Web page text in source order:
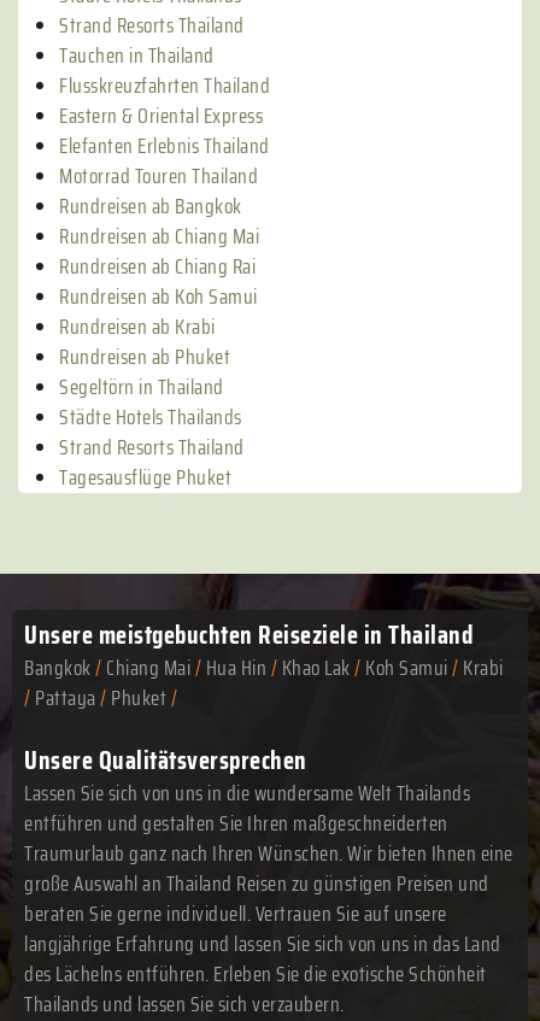
Strand Resorts Thailand
Tauchen in Thailand
Flusskreuzfahrten Thailand
Eastern & Oriental Express
Elefanten Erlebnis Thailand
Motorrad Touren Thailand
Rundreisen ab Bangkok
Rundreisen ab Chiang Mai
Rundreisen ab Chiang Rai
Rundreisen ab Koh Samui
Rundreisen ab Krabi
Rundreisen ab Phuket
Segeltörn in Thailand
Städte Hotels Thailands
Strand Resorts Thailand
Tagesausflüge Phuket
Unsere meistgebuchten Reiseziele in Thailand
Bangkok/Chiang Mai/Hua Hin/Khao Lak/Koh Samui/Krabi
/Pattaya/Phuket/
Unsere Qualitätsversprechen
Lassen Sie sich von uns in die wundersame Welt Thailands
entführen und gestalten Sie Ihren maßgeschneiderten
Traumurlaub ganz nach Ihren Wünschen. Wir bieten Ihnen eine
große Auswahl an Thailand Reisen zu günstigen Preisen und
beraten Sie gerne individuell. Vertrauen Sie auf unsere
langjährige Erfahrung und lassen Sie sich von uns in das Land
des Lächelns entführen. Erleben Sie die exotische Schönheit
Thailands und lassen Sie sich verzaubern.